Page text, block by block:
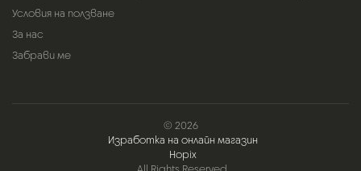
Условия на ползване
За нас
Забрави ме
© 2026
Изработка на онлайн магазин
Hopix